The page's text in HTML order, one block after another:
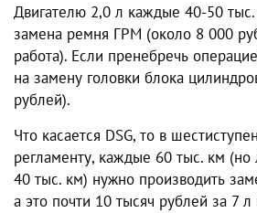
Двигателю 2,0 л каждые 40-50 тыс.
замена ремня ГРМ (около 8 000
работа). Если пренебречь
на замену головки блока
рублей).
Что касается DSG, то в
регламенту, каждые 60 тыс. км
40 тыс. км) нужно производить
а это почти 10 тысяч рублей за 7